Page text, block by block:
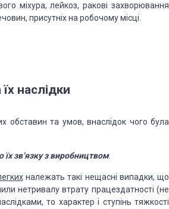
міхура, лейкоз, ракові захворювання
присутніх на робочому місці.
наслідки
обставин та умов, внаслідок чого була
їх зв’язку з виробництвом.
належать такі нещасні випадки, що
нетривалу втрату працездатності (не
то характер і ступінь тяжкості